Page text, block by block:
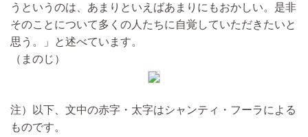
うというのは、あまりといえばあまりにもおかしい。是非
そのことについて多くの人たちに自覚していただきたいと
思う。」と述べています。
（まのじ）
注）以下、文中の赤字・太字はシャンティ・フーラによる
ものです。